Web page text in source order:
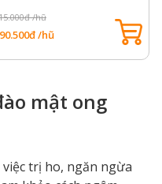
/hũ
/hũ
mật ong
trị ho, ngăn ngừa